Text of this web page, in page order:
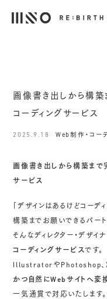
BLOG
画像書き出しから構築
コーディングサービス
2025.9.18 Web制作・コー
画像書き出しから構築まで
サービス
「デザインはあるけどコー
構築までお願いできるパート
そんなディレクター・デザイ
コーディングサービスです。
IllustratorやPhotoshop、
かつ自然にWebサイトへ変
一気通貫で対応いたします。